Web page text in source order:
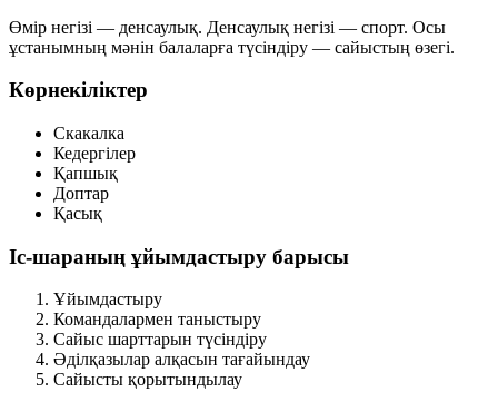
Өмір негізі — денсаулық. Денсаулық негізі — спорт. Осы
ұстанымның мәнін балаларға түсіндіру — сайыстың өзегі.
Көрнекіліктер
Скакалка
Кедергілер
Қапшық
Доптар
Қасық
Іс-шараның ұйымдастыру барысы
Ұйымдастыру
Командалармен таныстыру
Сайыс шарттарын түсіндіру
Әділқазылар алқасын тағайындау
Сайысты қорытындылау